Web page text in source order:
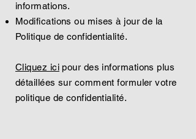
informations.
Modifications ou mises à jour de la
Politique de confidentialité.
Cliquez icipour des informations plus
détaillées sur comment formuler votre
politique de confidentialité.